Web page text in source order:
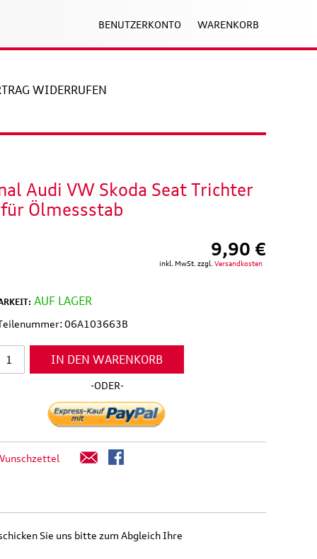
BENUTZERKONTO WARENKORB
WIDERRUFEN
Audi VW Skoda Seat Trichter
Ölmessstab
9,90 €
inkl. MwSt. zzgl. Versandkosten
AUF LAGER
06A103663B
IN DEN WARENKORB
-ODER-
Sie uns bitte zum Abgleich Ihre